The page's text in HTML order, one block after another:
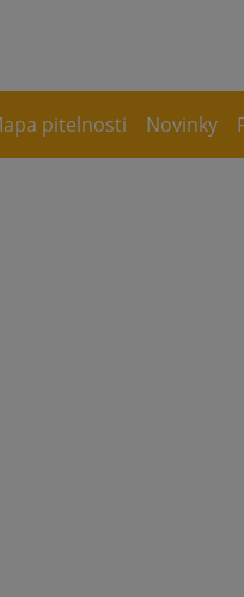
pitelnosti Novinky